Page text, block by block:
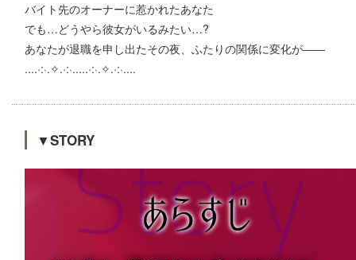
バイト先のオーナーに惹かれたあなた
でも…どうやら彼女がいるみたい…?
あなたが退職を申し出たその夜、ふたりの関係に変化が――
....·:·.✧.·:·.....·:·.✧.·:·....
▼STORY